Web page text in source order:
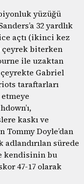
yüzüğü
32 yardlık
açtı (ikinci kez
çeyrek biterken
ile uzaktan
Gabriel
taraftarları
kaskı ve
Tommy Doyle’dan
adlandırılan sürede
kendisinin bu
47-17 olarak